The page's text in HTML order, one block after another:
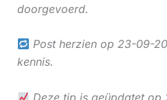
doorgevoerd.
Post herzien op 23-09-
kennis.